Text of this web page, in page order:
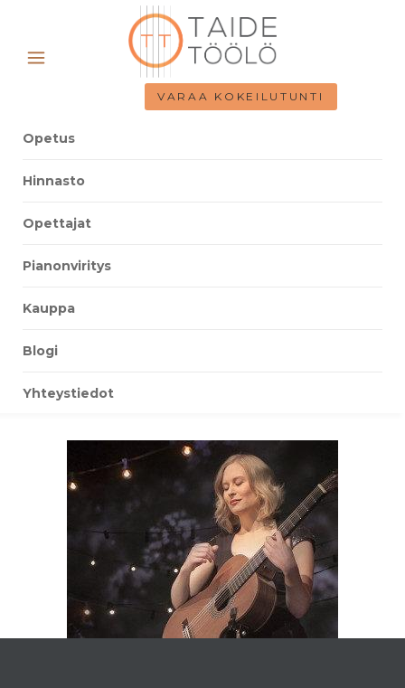
VARAA KOKEILUTUNTI
Opetus
Hinnasto
Opettajat
Pianonviritys
Kauppa
Blogi
Yhteystiedot